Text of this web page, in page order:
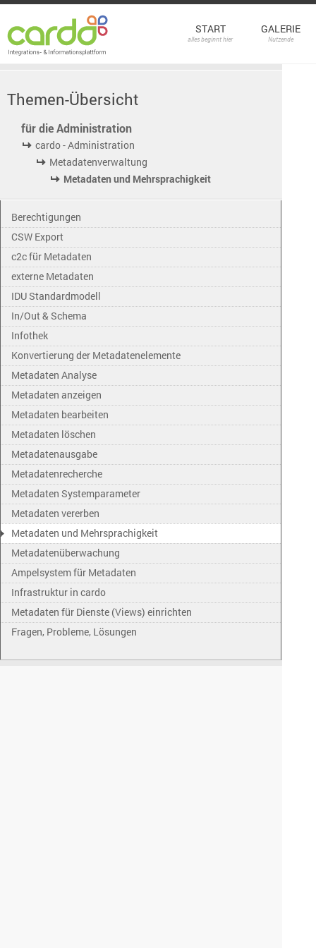
START
alles beginnt hier
GALERIE
Nutzende
Themen-Übersicht
für die Administration
cardo - Administration
Metadatenverwaltung
Metadaten und Mehrsprachigkeit
Berechtigungen
CSW Export
c2c für Metadaten
externe Metadaten
IDU Standardmodell
In/Out & Schema
Infothek
Konvertierung der Metadatenelemente
Metadaten Analyse
Metadaten anzeigen
Metadaten bearbeiten
Metadaten löschen
Metadatenausgabe
Metadatenrecherche
Metadaten Systemparameter
Metadaten vererben
Metadaten und Mehrsprachigkeit
Metadatenüberwachung
Ampelsystem für Metadaten
Infrastruktur in cardo
Metadaten für Dienste (Views) einrichten
Fragen, Probleme, Lösungen